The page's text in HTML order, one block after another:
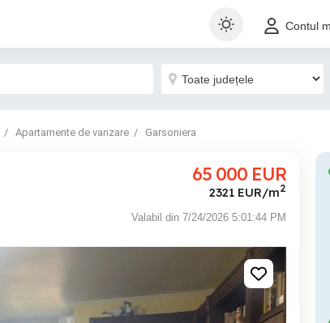
Contul
Apartamente de vanzare Garsoniera
65 000 EUR
2321 EUR/m2
Valabil din 7/24/2026 5:01:44 PM